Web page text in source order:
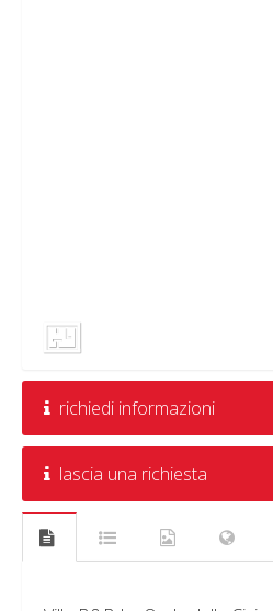
richiedi informazioni
lascia una richiesta